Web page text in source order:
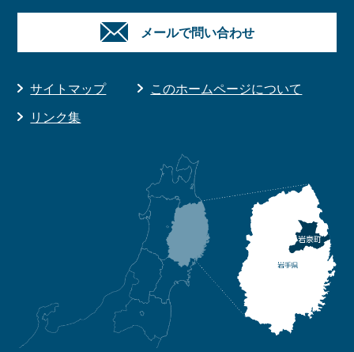
メールで問い合わせ
サイトマップ
このホームページについて
リンク集